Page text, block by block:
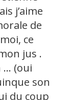
j’aime
de
ce
jus .
… (oui
son
du coup